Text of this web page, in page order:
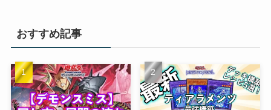
おすすめ記事